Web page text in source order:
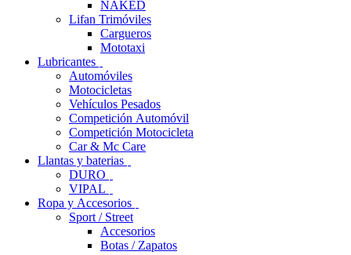
NAKED
Lifan Trimóviles
Cargueros
Mototaxi
Lubricantes
Automóviles
Motocicletas
Vehículos Pesados
Competición Automóvil
Competición Motocicleta
Car & Mc Care
Llantas y baterias
DURO
VIPAL
Ropa y Accesorios
Sport / Street
Accesorios
Botas / Zapatos